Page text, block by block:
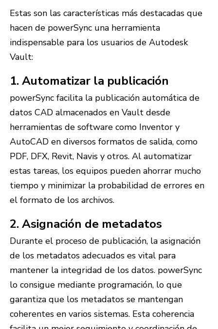
Estas son las características más destacadas que
hacen de powerSync una herramienta
indispensable para los usuarios de Autodesk
Vault:
1. Automatizar la publicación
powerSync facilita la publicación automática de
datos CAD almacenados en Vault desde
herramientas de software como Inventor y
AutoCAD en diversos formatos de salida, como
PDF, DFX, Revit, Navis y otros. Al automatizar
estas tareas, los equipos pueden ahorrar mucho
tiempo y minimizar la probabilidad de errores en
el formato de los archivos.
2. Asignación de metadatos
Durante el proceso de publicación, la asignación
de los metadatos adecuados es vital para
mantener la integridad de los datos. powerSync
lo consigue mediante programación, lo que
garantiza que los metadatos se mantengan
coherentes en varios sistemas. Esta coherencia